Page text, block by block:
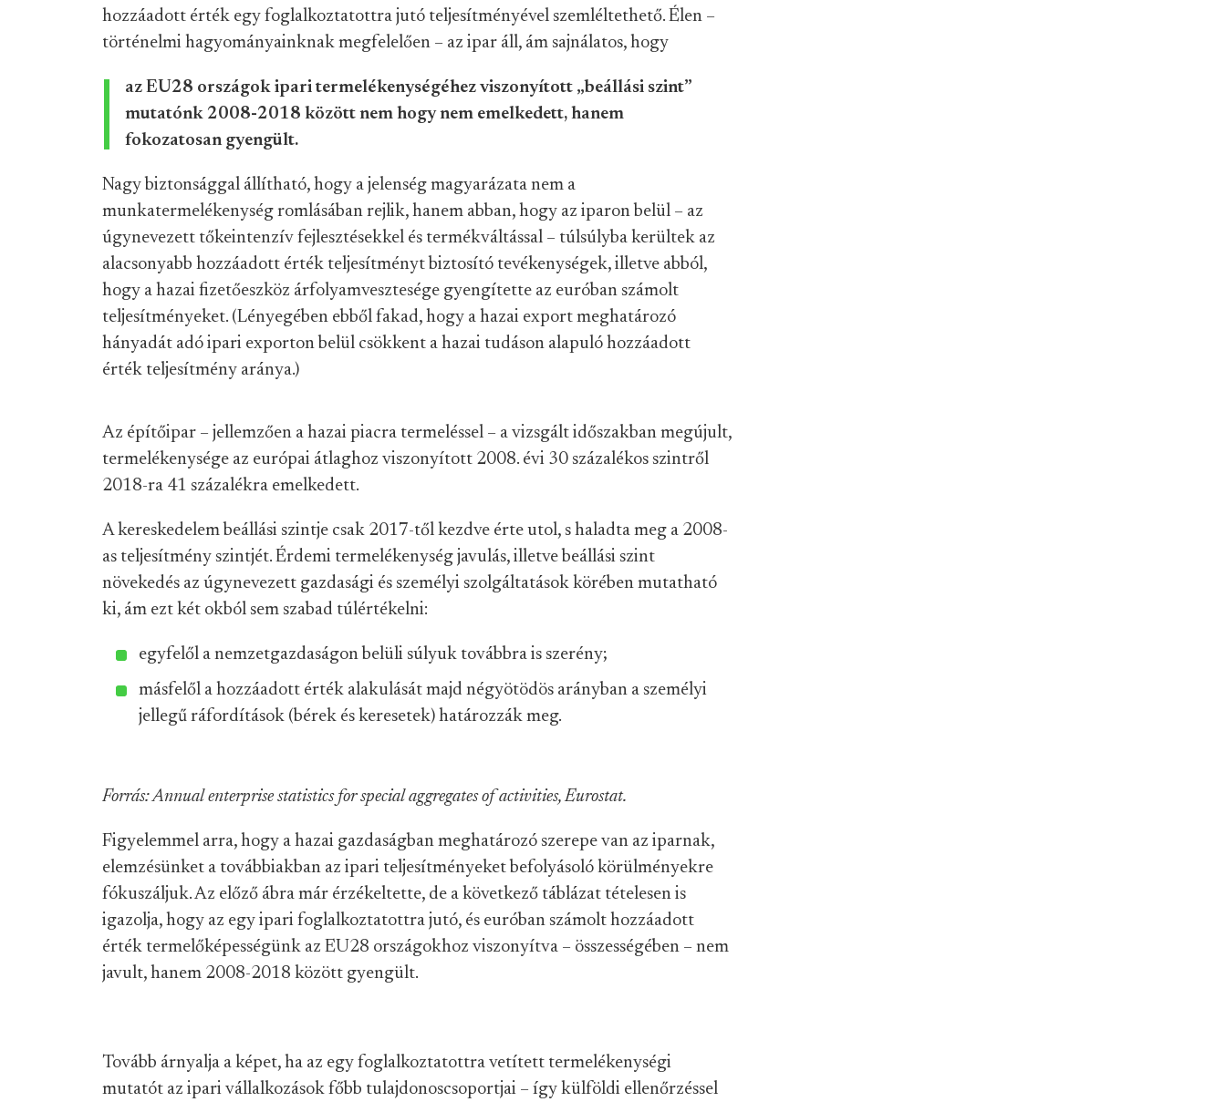
hozzáadott érték egy foglalkoztatottra jutó teljesítményével szemléltethető. Élen –
történelmi hagyományainknak megfelelően – az ipar áll, ám sajnálatos, hogy
az EU28 országok ipari termelékenységéhez viszonyított „beállási szint”
mutatónk 2008-2018 között nem hogy nem emelkedett, hanem
fokozatosan gyengült.
Nagy biztonsággal állítható, hogy a jelenség magyarázata nem a
munkatermelékenység romlásában rejlik, hanem abban, hogy az iparon belül – az
úgynevezett tőkeintenzív fejlesztésekkel és termékváltással – túlsúlyba kerültek az
alacsonyabb hozzáadott érték teljesítményt biztosító tevékenységek, illetve abból,
hogy a hazai fizetőeszköz árfolyamvesztesége gyengítette az euróban számolt
teljesítményeket. (Lényegében ebből fakad, hogy a hazai export meghatározó
hányadát adó ipari exporton belül csökkent a hazai tudáson alapuló hozzáadott
érték teljesítmény aránya.)
Az építőipar – jellemzően a hazai piacra termeléssel – a vizsgált időszakban megújult,
termelékenysége az európai átlaghoz viszonyított 2008. évi 30 százalékos szintről
2018-ra 41 százalékra emelkedett.
A kereskedelem beállási szintje csak 2017-től kezdve érte utol, s haladta meg a 2008-
as teljesítmény szintjét. Érdemi termelékenység javulás, illetve beállási szint
növekedés az úgynevezett gazdasági és személyi szolgáltatások körében mutatható
ki, ám ezt két okból sem szabad túlértékelni:
egyfelől a nemzetgazdaságon belüli súlyuk továbbra is szerény;
másfelől a hozzáadott érték alakulását majd négyötödös arányban a személyi
jellegű ráfordítások (bérek és keresetek) határozzák meg.
Forrás: Annual enterprise statistics for special aggregates of activities, Eurostat.
Figyelemmel arra, hogy a hazai gazdaságban meghatározó szerepe van az iparnak,
elemzésünket a továbbiakban az ipari teljesítményeket befolyásoló körülményekre
fókuszáljuk. Az előző ábra már érzékeltette, de a következő táblázat tételesen is
igazolja, hogy az egy ipari foglalkoztatottra jutó, és euróban számolt hozzáadott
érték termelőképességünk az EU28 országokhoz viszonyítva – összességében – nem
javult, hanem 2008-2018 között gyengült.
Tovább árnyalja a képet, ha az egy foglalkoztatottra vetített termelékenységi
mutatót az ipari vállalkozások főbb tulajdonoscsoportjai – így külföldi ellenőrzéssel